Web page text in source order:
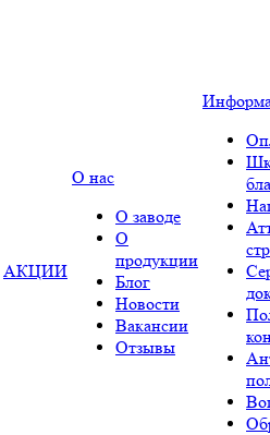
АКЦИИ
О нас
О заводе
О
продукции
Блог
Новости
Вакансии
Отзывы